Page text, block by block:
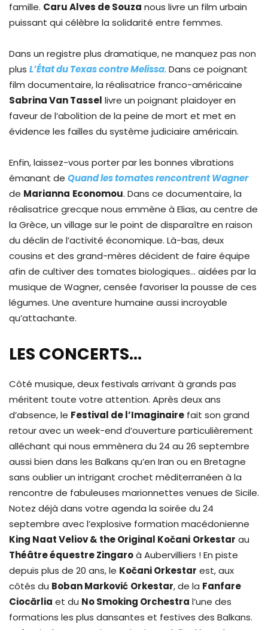
famille. Caru Alves de Souza nous livre un film urbain
puissant qui célèbre la solidarité entre femmes.
Dans un registre plus dramatique, ne manquez pas non
plus L’État du Texas contre Melissa. Dans ce poignant
film documentaire, la réalisatrice franco-américaine
Sabrina Van Tassel livre un poignant plaidoyer en
faveur de l’abolition de la peine de mort et met en
évidence les failles du système judiciaire américain.
Enfin, laissez-vous porter par les bonnes vibrations
émanant de Quand les tomates rencontrent Wagner
de Marianna Economou. Dans ce documentaire, la
réalisatrice grecque nous emmène à Elias, au centre de
la Grèce, un village sur le point de disparaître en raison
du déclin de l’activité économique. Là-bas, deux
cousins et des grand-mères décident de faire équipe
afin de cultiver des tomates biologiques… aidées par la
musique de Wagner, censée favoriser la pousse de ces
légumes. Une aventure humaine aussi incroyable
qu’attachante.
LES CONCERTS…
Côté musique, deux festivals arrivant à grands pas
méritent toute votre attention. Après deux ans
d’absence, le Festival de l’Imaginaire fait son grand
retour avec un week-end d’ouverture particulièrement
alléchant qui nous emmènera du 24 au 26 septembre
aussi bien dans les Balkans qu’en Iran ou en Bretagne
sans oublier un intrigant crochet méditerranéen à la
rencontre de fabuleuses marionnettes venues de Sicile.
Notez déjà dans votre agenda la soirée du 24
septembre avec l’explosive formation macédonienne
King Naat Veliov & the Original Kočani Orkestar au
Théâtre équestre Zingaroà Aubervilliers ! En piste
depuis plus de 20 ans, le Kočani Orkestar est, aux
côtés du Boban Marković Orkestar, de la Fanfare
Ciocărlia et du No Smoking Orchestra l’une des
formations les plus dansantes et festives des Balkans.